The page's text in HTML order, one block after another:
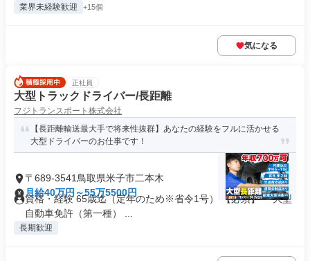
業界未経験歓迎 +15個
気になる
正社員
大型トラックドライバー/長距離
フジトランスポート株式会社
【長距離輸送最大手で将来性抜群】あなたの経験をフルに活かせる
大型ドライバーのお仕事です！
〒689-3541鳥取県米子市二本木
月給40万円～55万5500円
資格・経験 65歳迄（定年のため※省令1号） 【必須】 ・大型
自動車免許（第一種） ...
長期歓迎